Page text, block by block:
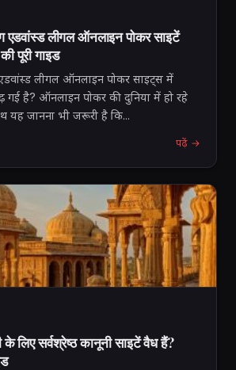
एडवांस्ड लीगल ऑनलाइन पोकर साइटें
पूरी गाइड
एडवांस्ड लीगल ऑनलाइन पोकर साइट्स में
गई है? ऑनलाइन पोकर की दुनिया में हो रहे
यह जानना भी जरूरी है कि...
पढ़ें →
के लिए सर्वश्रेष्ठ कानूनी साइटें वैध हैं?